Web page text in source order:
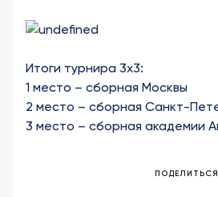
Итоги турнира 3х3:
1 место – сборная Москвы
2 место – сборная Санкт-
3 место – сборная академии